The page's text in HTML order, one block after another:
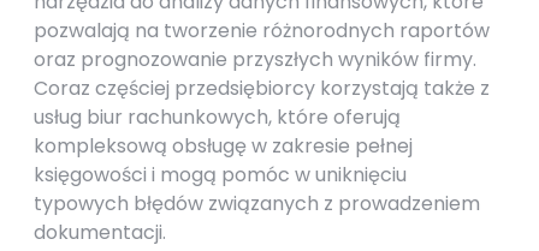
pozwalają na tworzenie różnorodnych raportów
oraz prognozowanie przyszłych wyników firmy.
Coraz częściej przedsiębiorcy korzystają także z
usług biur rachunkowych, które oferują
kompleksową obsługę w zakresie pełnej
księgowości i mogą pomóc w uniknięciu
typowych błędów związanych z prowadzeniem
dokumentacji.